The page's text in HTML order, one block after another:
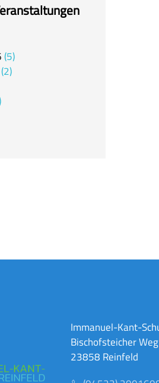
5
2
Immanuel-Kant-
Bischofsteicher
23858 Reinfeld